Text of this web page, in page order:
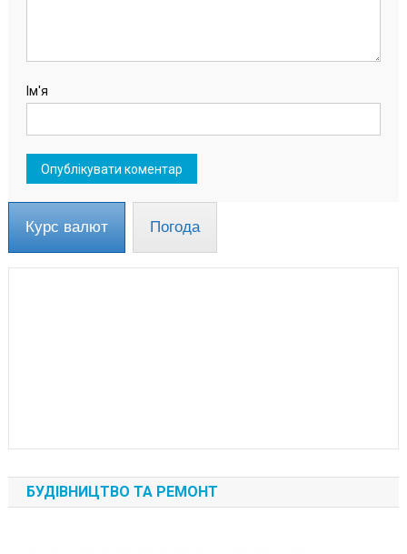
Ім'я
Курс валют Погода
БУДІВНИЦТВО ТА РЕМОНТ